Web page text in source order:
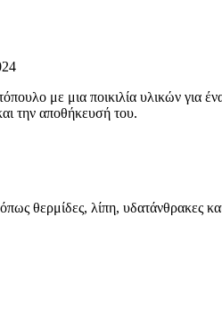
με μια ποικιλία υλικών για
την αποθήκευσή του.
όπως θερμίδες, λίπη, υδατάνθρακες